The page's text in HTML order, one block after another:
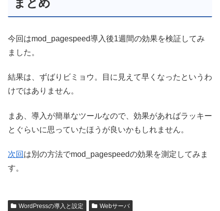
今回はmod_pagespeed導入後1週間の効果を検証してみ
ました。
結果は、ずばりビミョウ。目に見えて早くなったというわ
けではありません。
まあ、導入が簡単なツールなので、効果があればラッキー
とぐらいに思っていたほうが良いかもしれません。
次回 は別の方法でmod_pagespeedの効果を測定してみま
す。
WordPressの導入と設定 Webサーバ